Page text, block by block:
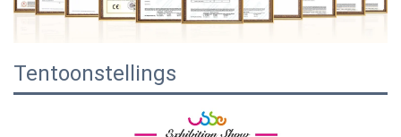
Tentoonstellings